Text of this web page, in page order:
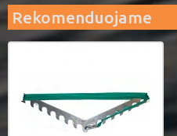
Rekomenduojame